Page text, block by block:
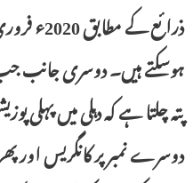
ذرائع کے
ہوسکتے ہیں۔ دوسری جانب جب
پتہ چلتا ہے کہ دہلی میں پہلی
دوسرے نمبر پر کانگریس اور